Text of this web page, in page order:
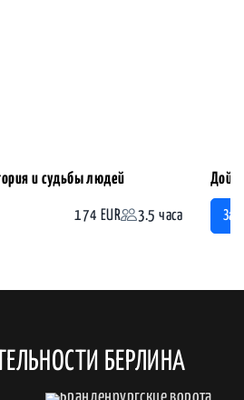
и судьбы людей
174 EUR 3.5 часа
БЕРЛИНА